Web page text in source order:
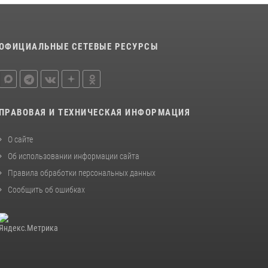
деятельности
108 лет со дня рождения легендарного
Кирилловича Яковлева
СЕТЕВЫЕ РЕСУРСЫ
ПРАВОВАЯ И ТЕХНИЧЕСКАЯ ИНФОРМАЦИЯ
О сайте
Об использовании информации сайта
Правила обработки персональных данных
Сообщить об ошибках